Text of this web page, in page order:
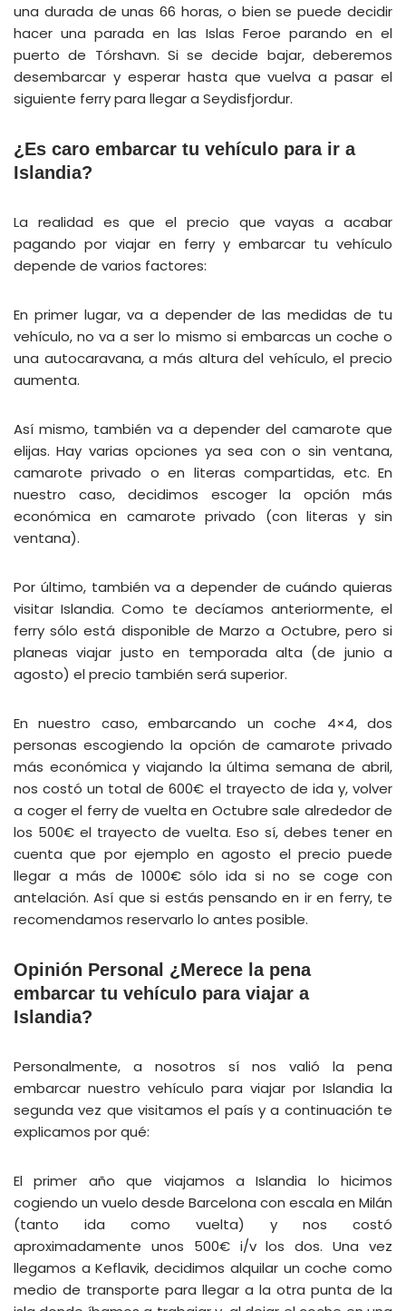
una durada de unas 66 horas, o bien se puede decidir
hacer una parada en las Islas Feroe parando en el
puerto de Tórshavn. Si se decide bajar, deberemos
desembarcar y esperar hasta que vuelva a pasar el
siguiente ferry para llegar a Seydisfjordur.
¿Es caro embarcar tu vehículo para ir a
Islandia?
La realidad es que el precio que vayas a acabar
pagando por viajar en ferry y embarcar tu vehículo
depende de varios factores:
En primer lugar, va a depender de las medidas de tu
vehículo, no va a ser lo mismo si embarcas un coche o
una autocaravana, a más altura del vehículo, el precio
aumenta.
Así mismo, también va a depender del camarote que
elijas. Hay varias opciones ya sea con o sin ventana,
camarote privado o en literas compartidas, etc. En
nuestro caso, decidimos escoger la opción más
económica en camarote privado (con literas y sin
ventana).
Por último, también va a depender de cuándo quieras
visitar Islandia. Como te decíamos anteriormente, el
ferry sólo está disponible de Marzo a Octubre, pero si
planeas viajar justo en temporada alta (de junio a
agosto) el precio también será superior.
En nuestro caso, embarcando un coche 4×4, dos
personas escogiendo la opción de camarote privado
más económica y viajando la última semana de abril,
nos costó un total de 600€ el trayecto de ida y, volver
a coger el ferry de vuelta en Octubre sale alrededor de
los 500€ el trayecto de vuelta. Eso sí, debes tener en
cuenta que por ejemplo en agosto el precio puede
llegar a más de 1000€ sólo ida si no se coge con
antelación. Así que si estás pensando en ir en ferry, te
recomendamos reservarlo lo antes posible.
Opinión Personal ¿Merece la pena
embarcar tu vehículo para viajar a
Islandia?
Personalmente, a nosotros sí nos valió la pena
embarcar nuestro vehículo para viajar por Islandia la
segunda vez que visitamos el país y a continuación te
explicamos por qué:
El primer año que viajamos a Islandia lo hicimos
cogiendo un vuelo desde Barcelona con escala en Milán
(tanto ida como vuelta) y nos costó
aproximadamente unos 500€ i/v los dos. Una vez
llegamos a Keflavik, decidimos alquilar un coche como
medio de transporte para llegar a la otra punta de la